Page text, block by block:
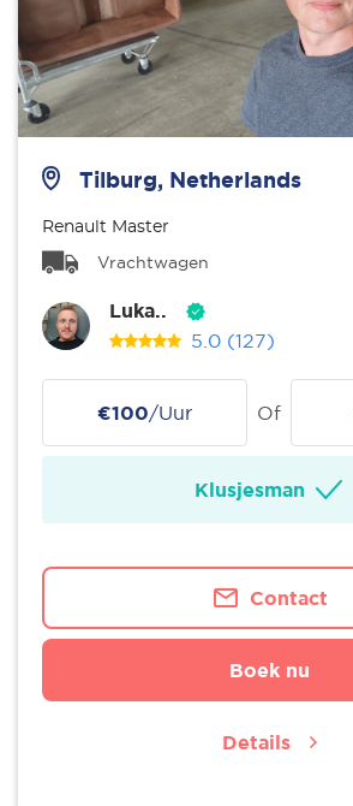
Tilburg, Netherlands
Renault Master
Vrachtwagen
Luka..
5.0 (127)
€100/Uur Of
Klusjesman
Contact
Boek nu
Details